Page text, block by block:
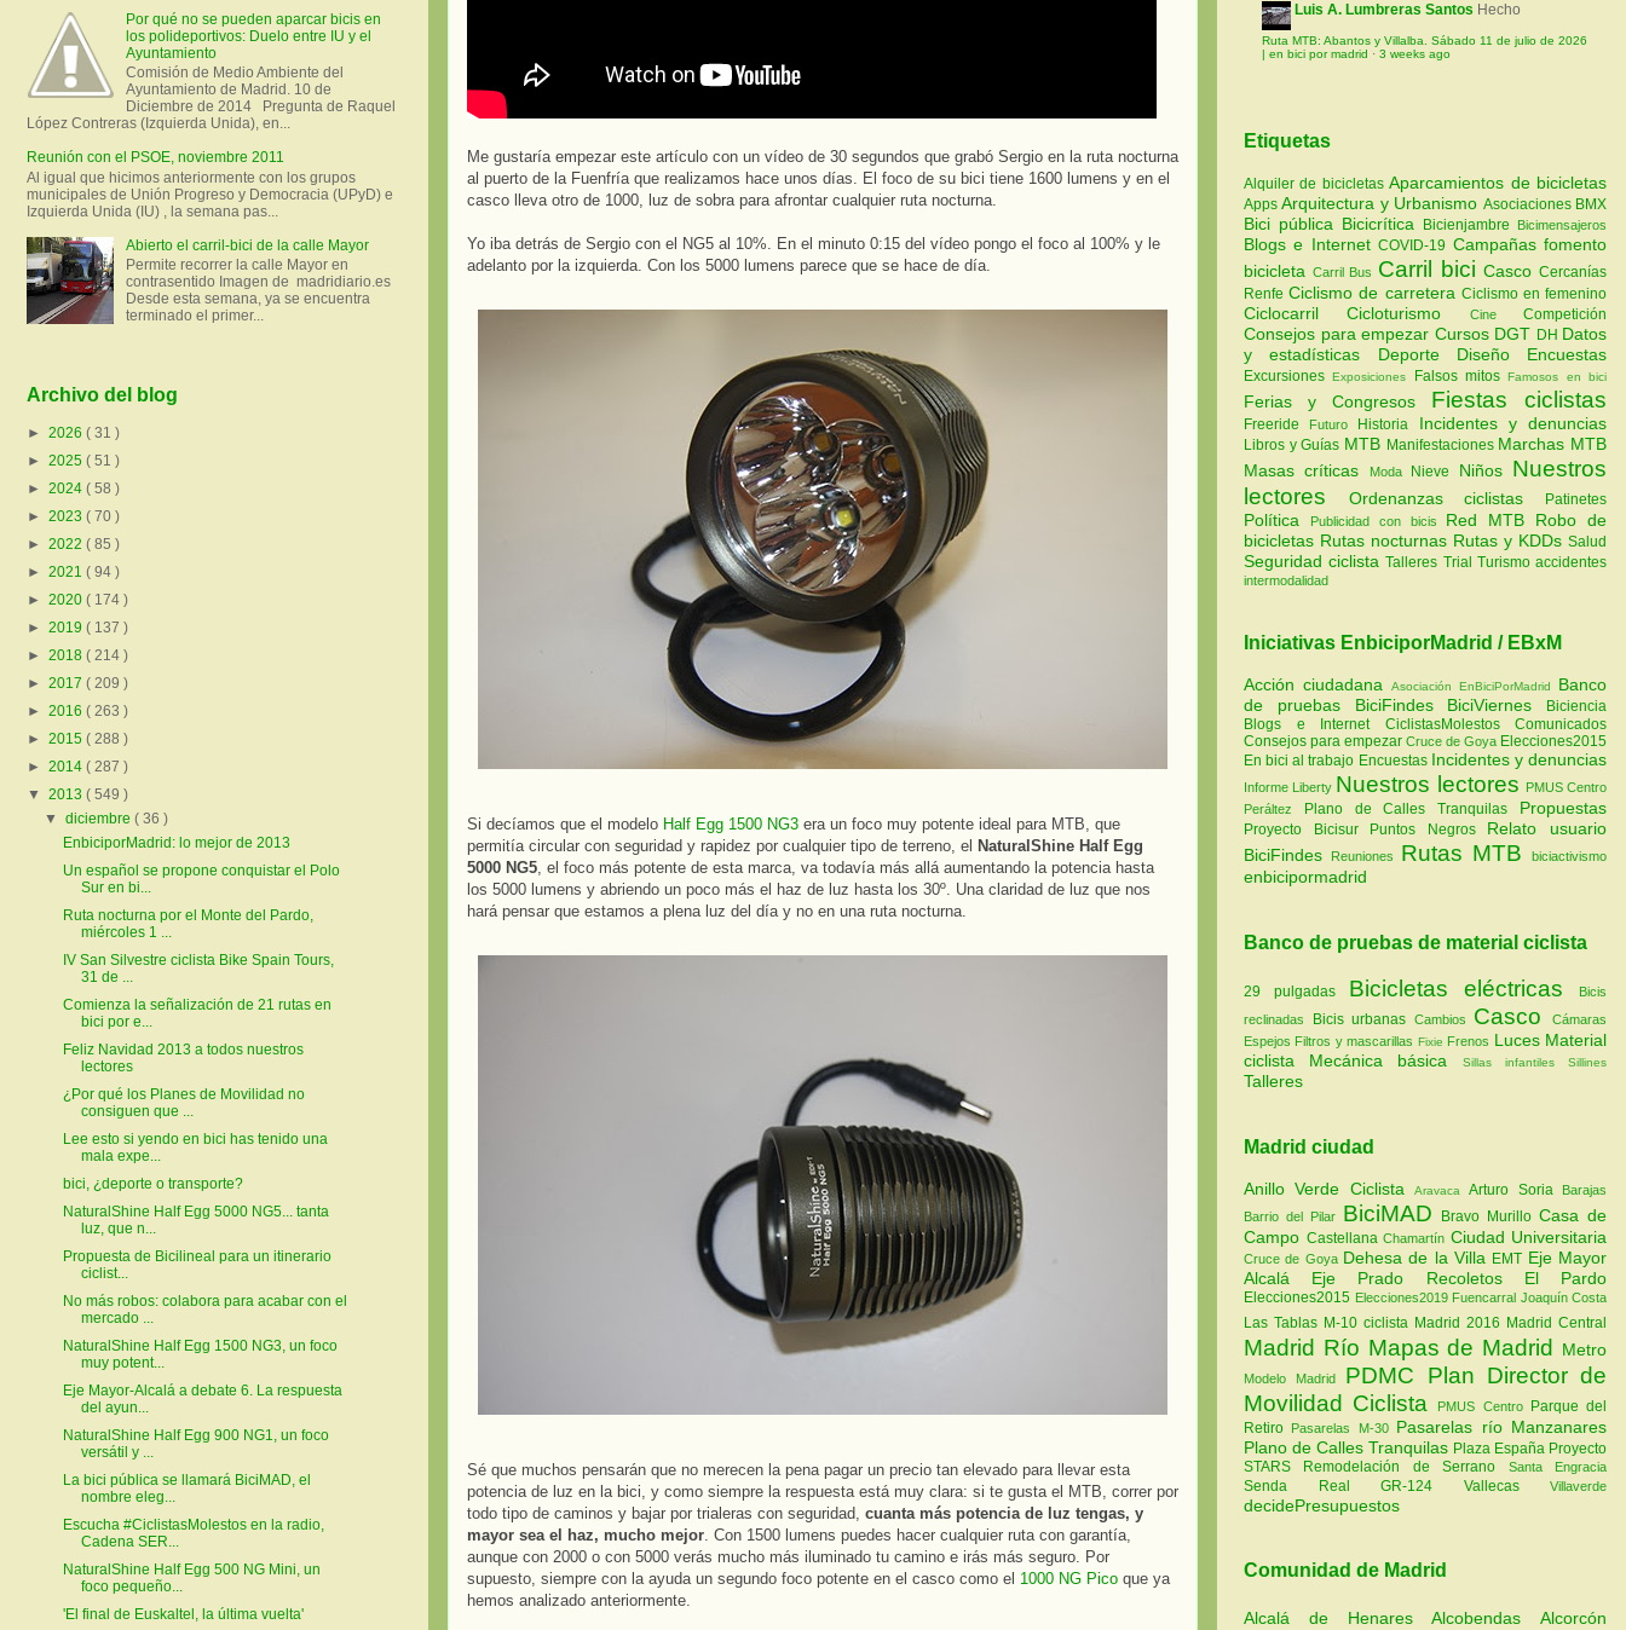
Me gustaría empezar este artículo con un vídeo de 30 segundos que grabó Sergio en la ruta nocturna
al puerto de la Fuenfría que realizamos hace unos días. El foco de su bici tiene 1600 lumens y en el
casco lleva otro de 1000, luz de sobra para afrontar cualquier ruta nocturna.
Yo iba detrás de Sergio con el NG5 al 10%. En el minuto 0:15 del vídeo pongo el foco al 100% y le
adelanto por la izquierda. Con los 5000 lumens parece que se hace de día.
Si decíamos que el modelo Half Egg 1500 NG3 era un foco muy potente ideal para MTB, que
permitía circular con seguridad y rapidez por cualquier tipo de terreno, el NaturalShine Half Egg
5000 NG5, el foco más potente de esta marca, va todavía más allá aumentando la potencia hasta
los 5000 lumens y abriendo un poco más el haz de luz hasta los 30º. Una claridad de luz que nos
hará pensar que estamos a plena luz del día y no en una ruta nocturna.
Sé que muchos pensarán que no merecen la pena pagar un precio tan elevado para llevar esta
potencia de luz en la bici, y como siempre la respuesta está muy clara: si te gusta el MTB, correr por
todo tipo de caminos y bajar por trialeras con seguridad, cuanta más potencia de luz tengas, y
mayor sea el haz, mucho mejor. Con 1500 lumens puedes hacer cualquier ruta con garantía,
aunque con 2000 o con 5000 verás mucho más iluminado tu camino e irás más seguro. Por
supuesto, siempre con la ayuda un segundo foco potente en el casco como el 1000 NG Pico que ya
hemos analizado anteriormente.
Por qué no se pueden aparcar bicis en
los polideportivos: Duelo entre IU y el
Ayuntamiento
Comisión de Medio Ambiente del
Ayuntamiento de Madrid. 10 de
Diciembre de 2014 Pregunta de Raquel
López Contreras (Izquierda Unida), en...
Reunión con el PSOE, noviembre 2011
Al igual que hicimos anteriormente con los grupos
municipales de Unión Progreso y Democracia (UPyD) e
Izquierda Unida (IU) , la semana pas...
Abierto el carril-bici de la calle Mayor
Permite recorrer la calle Mayor en
contrasentido Imagen de madridiario.es
Desde esta semana, ya se encuentra
terminado el primer...
Archivo del blog
► 2026 ( 31 )
► 2025 ( 51 )
► 2024 ( 58 )
► 2023 ( 70 )
► 2022 ( 85 )
► 2021 ( 94 )
► 2020 ( 174 )
► 2019 ( 137 )
► 2018 ( 214 )
► 2017 ( 209 )
► 2016 ( 263 )
► 2015 ( 288 )
► 2014 ( 287 )
▼ 2013 ( 549 )
▼diciembre( 36 )
EnbiciporMadrid: lo mejor de 2013
Un español se propone conquistar el Polo
Sur en bi...
Ruta nocturna por el Monte del Pardo,
miércoles 1 ...
IV San Silvestre ciclista Bike Spain Tours,
31 de ...
Comienza la señalización de 21 rutas en
bici por e...
Feliz Navidad 2013 a todos nuestros
lectores
¿Por qué los Planes de Movilidad no
consiguen que ...
Lee esto si yendo en bici has tenido una
mala expe...
bici, ¿deporte o transporte?
NaturalShine Half Egg 5000 NG5... tanta
luz, que n...
Propuesta de Bicilineal para un itinerario
ciclist...
No más robos: colabora para acabar con el
mercado ...
NaturalShine Half Egg 1500 NG3, un foco
muy potent...
Eje Mayor-Alcalá a debate 6. La respuesta
del ayun...
NaturalShine Half Egg 900 NG1, un foco
versátil y ...
La bici pública se llamará BiciMAD, el
nombre eleg...
Escucha #CiclistasMolestos en la radio,
Cadena SER...
NaturalShine Half Egg 500 NG Mini, un
foco pequeño...
'El final de Euskaltel, la última vuelta'
Luis A. Lumbreras Santos Hecho
Ruta MTB: Abantos y Villalba. Sábado 11 de julio de 2026
| en bici por madrid · 3 weeks ago
Etiquetas
Alquiler de bicicletasAparcamientos de bicicletas
AppsArquitectura y Urbanismo Asociaciones BMX
Bici pública Bicicrítica Bicienjambre Bicimensajeros
Blogs e InternetCOVID-19 Campañas fomento
bicicleta Carril Bus Carril biciCascoCercanías
RenfeCiclismo de carretera Ciclismo en femenino
CiclocarrilCicloturismo CineCompetición
Consejos para empezar Cursos DGT DH Datos
y estadísticas Deporte Diseño Encuestas
ExcursionesExposiciones Falsos mitosFamosos en bici
Ferias y Congresos Fiestas ciclistas
Freeride Futuro Historia Incidentes y denuncias
Libros y Guías MTB Manifestaciones Marchas MTB
Masas críticas
Moda Nieve Niños Nuestros
lectores
Ordenanzas ciclistas Patinetes
Política Publicidad con bicis Red MTB Robo de
bicicletas Rutas nocturnas Rutas y KDDs Salud
Seguridad ciclistaTalleres Trial Turismoaccidentes
intermodalidad
Iniciativas EnbiciporMadrid / EBxM
Acción ciudadana Asociación EnBiciPorMadrid
Banco
de pruebas
BiciFindes BiciViernes
Biciencia
Blogs e Internet
CiclistasMolestos
Comunicados
Consejos para empezar Cruce de Goya Elecciones2015
En bici al trabajo Encuestas Incidentes y denuncias
Informe Liberty Nuestros lectores
PMUS Centro
Peráltez
Plano de Calles Tranquilas Propuestas
Proyecto Bicisur Puntos Negros
Relato usuario
BiciFindes
Reuniones Rutas MTB biciactivismo
enbicipormadrid
Banco de pruebas de material ciclista
29 pulgadas Bicicletas eléctricas
Bicis
reclinadas
Bicis urbanas Cambios Casco
Cámaras
Espejos Filtros y mascarillas Fixie Frenos Luces Material
ciclista
Mecánica básica Sillas infantiles Sillines
Talleres
Madrid ciudad
Anillo Verde Ciclista AravacaArturo Soria
Barajas
Barrio del Pilar BiciMAD Bravo MurilloCasa de
Campo Castellana Chamartín Ciudad Universitaria
Cruce de Goya Dehesa de la Villa EMT Eje Mayor
Alcalá Eje Prado Recoletos El Pardo
Elecciones2015 Elecciones2019 Fuencarral Joaquín Costa
Las Tablas M-10 ciclista Madrid 2016 Madrid Central
Madrid Río Mapas de Madrid Metro
Modelo Madrid PDMC Plan Director de
Movilidad Ciclista
PMUS Centro Parque del
Retiro Pasarelas M-30 Pasarelas río Manzanares
Plano de Calles Tranquilas Plaza España Proyecto
STARS Remodelación de Serrano Santa Engracia
Senda Real GR-124 Vallecas Villaverde
decidePresupuestos
Comunidad de Madrid
Alcalá de HenaresAlcobendas Alcorcón